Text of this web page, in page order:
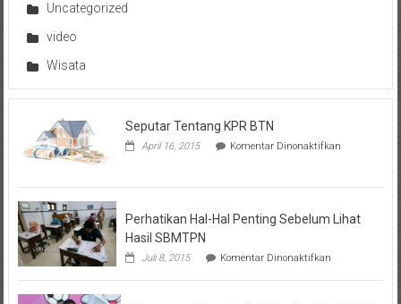
Uncategorized
video
Wisata
Seputar Tentang KPR BTN
April 16, 2015 Komentar Dinonaktifkanpada
KPR
Perhatikan Hal-Hal Penting Sebelum Lihat
Hasil SBMTPN
Juli 8, 2015 Komentar Dinonaktifkanpada
Hal-